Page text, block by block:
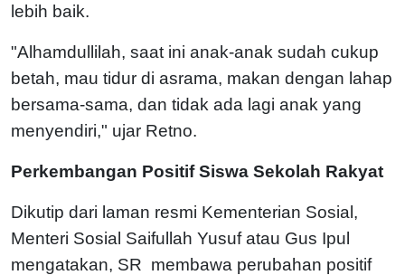
lebih baik.
"Alhamdullilah, saat ini anak-anak sudah cukup
betah, mau tidur di asrama, makan dengan lahap
bersama-sama, dan tidak ada lagi anak yang
menyendiri," ujar Retno.
Perkembangan Positif Siswa Sekolah Rakyat
Dikutip dari laman resmi Kementerian Sosial,
Menteri Sosial Saifullah Yusuf atau Gus Ipul
mengatakan, SR membawa perubahan positif